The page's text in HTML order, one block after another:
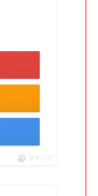
ポチップ